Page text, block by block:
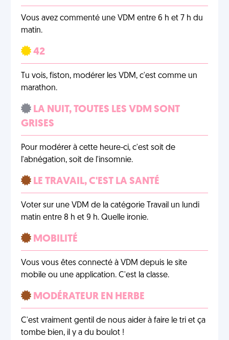
Vous avez commenté une VDM entre 6 h et 7 h du
matin.
42
Tu vois, fiston, modérer les VDM, c'est comme un
marathon.
LA NUIT, TOUTES LES VDM SONT
GRISES
Pour modérer à cette heure-ci, c'est soit de
l'abnégation, soit de l'insomnie.
LE TRAVAIL, C'EST LA SANTÉ
Voter sur une VDM de la catégorie Travail un lundi
matin entre 8 h et 9 h. Quelle ironie.
MOBILITÉ
Vous vous êtes connecté à VDM depuis le site
mobile ou une application. C'est la classe.
MODÉRATEUR EN HERBE
C'est vraiment gentil de nous aider à faire le tri et ça
tombe bien, il y a du boulot !